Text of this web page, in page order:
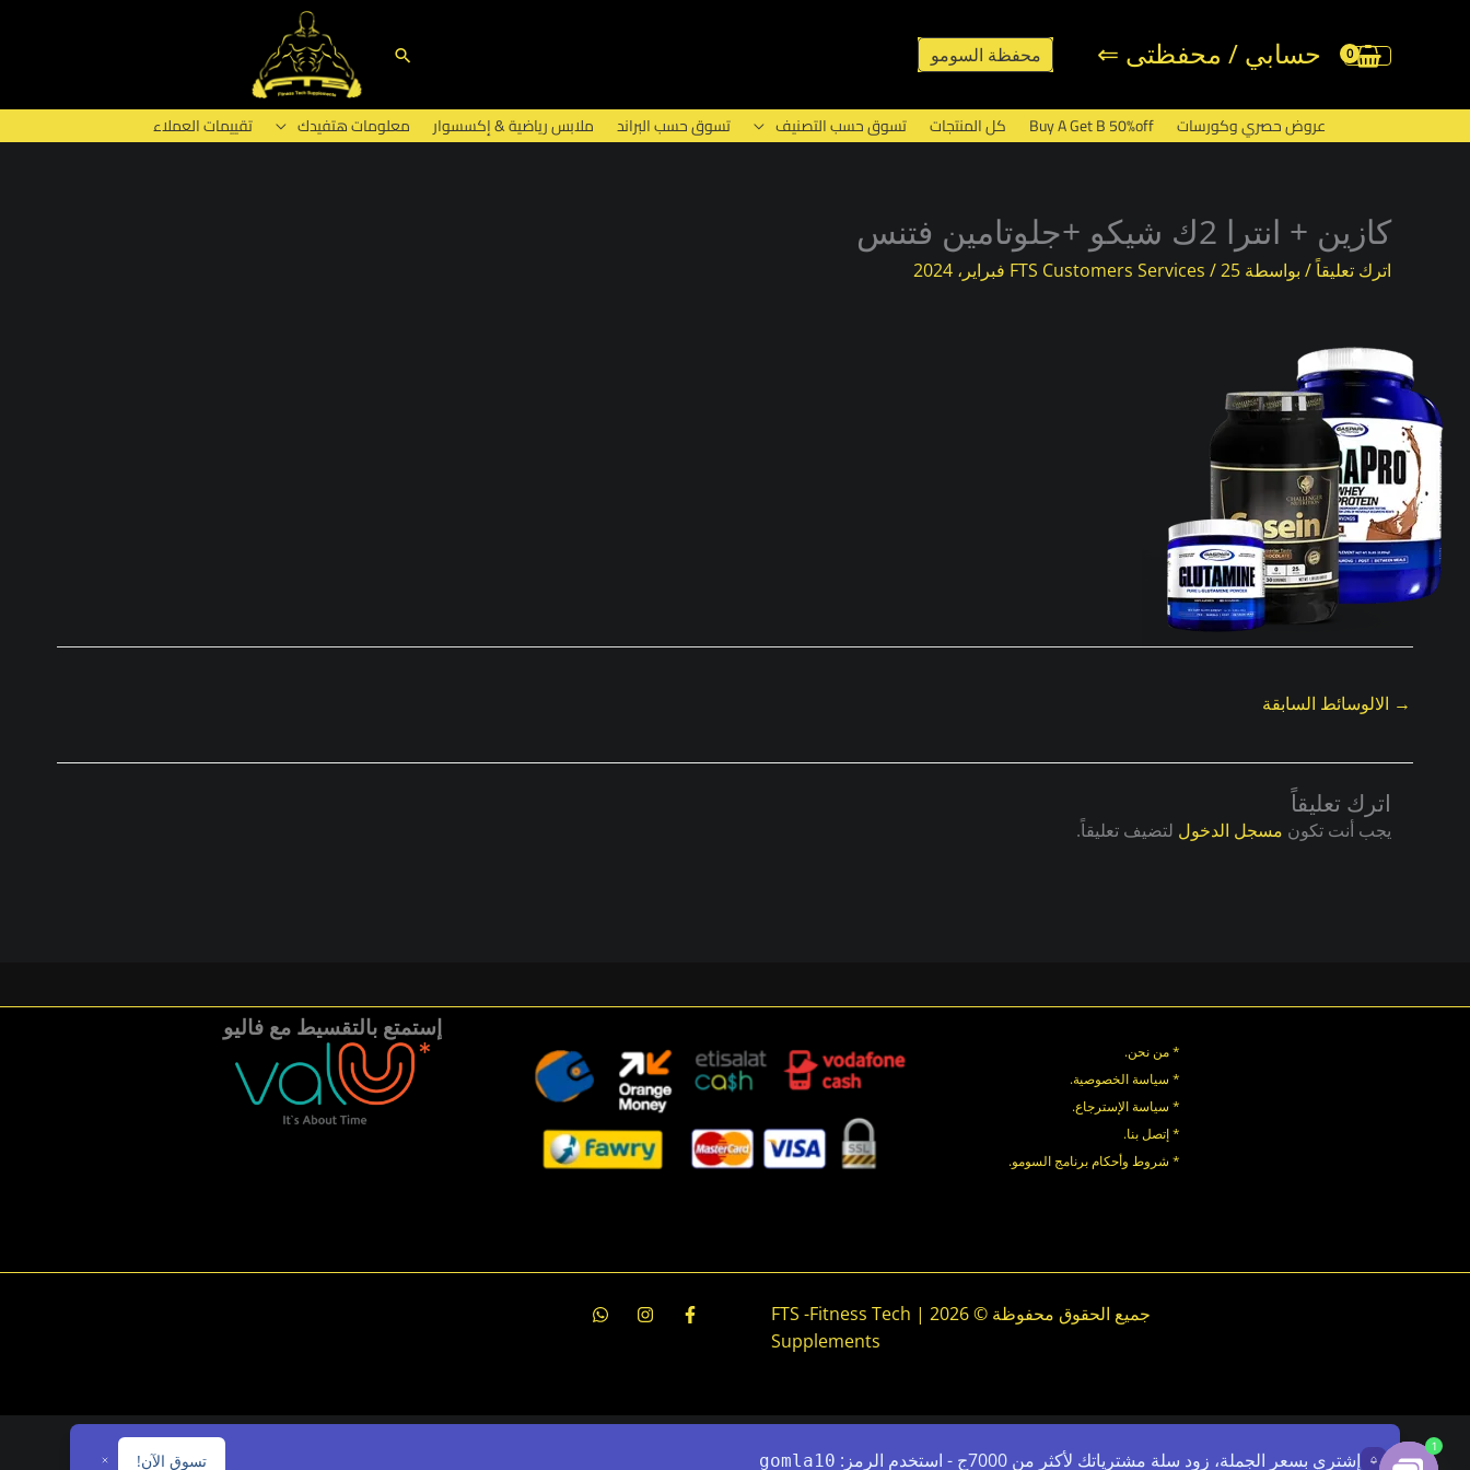
حسابي / محفظتى ⇐ محفظة السومو البحث
عروض حصري وكورسات Buy A Get B 50%off كل المنتجات تسوق حسب التصنيف تسوق حسب البراند ملابس رياضية & إكسسوار معلومات هتفيدك تقييمات العملاء
كازين + انترا 2ك شيكو +جلوتامين فتنس
اترك تعليقاً/ بواسطة FTS Customers Services /25 فبراير، 2024
→ الالوسائط السابقة
اترك تعليقاً
يجب أنت تكون مسجل الدخول لتضيف تعليقاً.
* من نحن.
* سياسة الخصوصية.
* سياسةالإسترجاع.
* إتصل بنا.
* شروط وأحكام برنامج السومو.
إستمتع بالتقسيط مع فاليو
جميع الحقوق محفوظة © 2026 | FTS -Fitness Tech
Supplements
إشتري بسعر الجملة، زود سلة مشترياتك لأكثر من 7000ج - استخدم الرمز: gomla10 تسوق الآن!
1